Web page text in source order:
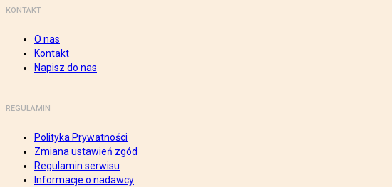
KONTAKT
O nas
Kontakt
Napisz do nas
REGULAMIN
Polityka Prywatności
Zmiana ustawień zgód
Regulamin serwisu
Informacje o nadawcy